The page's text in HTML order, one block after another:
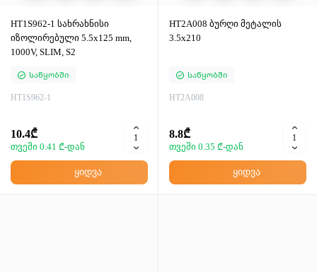
HT1S962-1 სახრახნისი
იზოლირებული 5.5x125 mm,
1000V, SLIM, S2
Საწყობში
HT1S962-1
10.4₾
თვეში 0.41 ₾-დან
ყიდვა
HT2A008 ბურღი მეტალის
3.5x210
Საწყობში
HT2A008
8.8₾
თვეში 0.35 ₾-დან
ყიდვა